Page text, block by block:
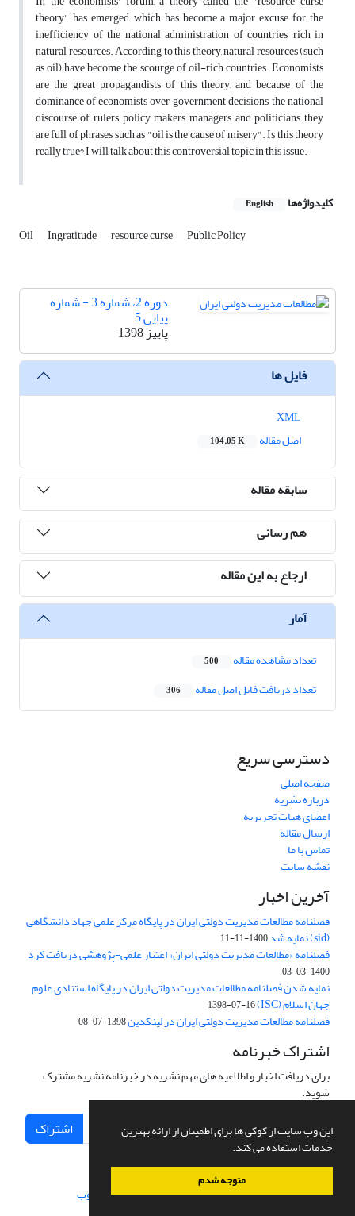
این وب سایت از کوکی ها برای اطمینان از ارائه بهترین
خدمات استفاده می کند.
متوجه شدم
theory" has emerged, which has become a major excuse for the
inefficiency of the national administration of countries, rich in
natural resources. According to this theory, natural resources (such
as oil) have become the scourge of oil-rich countries. Economists
are the great propagandists of this theory, and because of the
dominance of economists over government decisions, the national
discourse of rulers, policy makers, managers and politicians, they
are full of phrases such as "oil is the cause of misery". Is this theory
really true? I will talk about this controversial topic in this issue.
کلیدواژه‌ها English
Oil Ingratitude resource curse Public Policy
دوره 2، شماره 3 - شماره
پیاپی 5
پاییز 1398
فایل ها
اصل مقاله
104.05 K
سابقه مقاله
هم رسانی
ارجاع به این مقاله
آمار
تعداد مشاهده مقاله 500
تعداد دریافت فایل اصل مقاله 306
دسترسی سریع
صفحه اصلی
درباره نشریه
اعضای هیات تحریریه
ارسال مقاله
تماس با ما
نقشه سایت
آخرین اخبار
فصلنامه مطالعات مدیریت دولتی ایران در پایگاه مرکز علمی جهاد دانشگاهی
(sid) نمایه شد 1400-11-11
فصلنامه «مطالعات مدیریت دولتی ایران» اعتبار علمی-پژوهشی دریافت کرد
1400-03-03
نمایه شدن فصلنامه مطالعات مدیریت دولتی ایران در پایگاه استنادی علوم
جهان اسلام (ISC) 1398-07-16
فصلنامه مطالعات مدیریت دولتی ایران در لینکدین1398-07-08
اشتراک خبرنامه
برای دریافت اخبار و اطلاعیه های مهم نشریه در خبرنامه نشریه مشترک
شوید.
اشتراک
سامانه مدیریت نشریات علمی.طراحی و پیاده سازی از سیناوب